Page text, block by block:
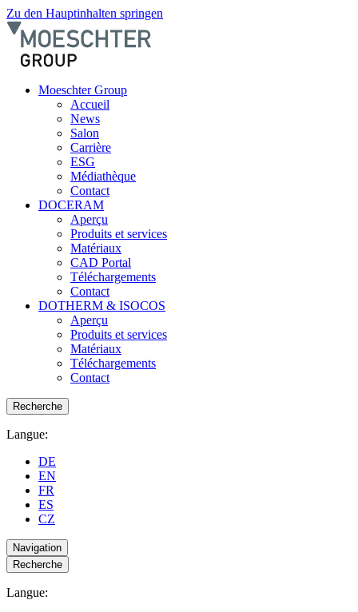
Zu den Hauptinhalten springen
Moeschter Group
Accueil
News
Salon
Carrière
ESG
Médiathèque
Contact
DOCERAM
Aperçu
Produits et services
Matériaux
CAD Portal
Téléchargements
Contact
DOTHERM & ISOCOS
Aperçu
Produits et services
Matériaux
Téléchargements
Contact
Recherche
Langue:
DE
EN
FR
ES
CZ
Navigation
Recherche
Langue: